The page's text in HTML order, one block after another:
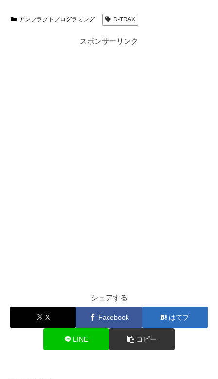
アンプラグドプログラミング D-TRAX
スポンサーリンク
シェアする
X Facebook はてブ
LINE コピー